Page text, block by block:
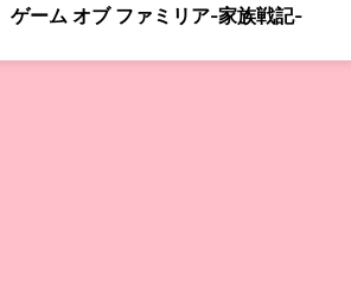
ゲーム オブ ファミリア-家族戦記-